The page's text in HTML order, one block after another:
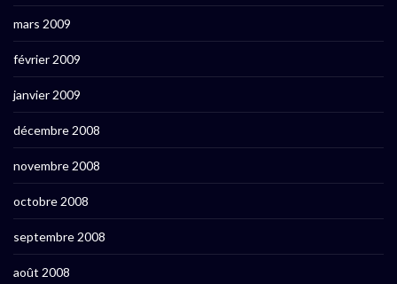
mars 2009
février 2009
janvier 2009
décembre 2008
novembre 2008
octobre 2008
septembre 2008
août 2008